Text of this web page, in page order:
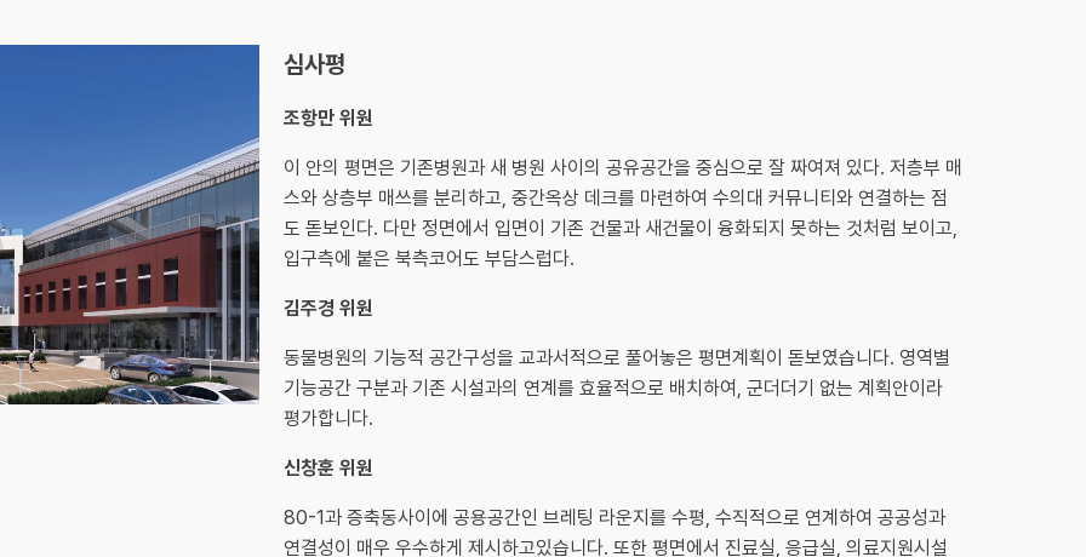
심사평
조항만 위원
이 안의 평면은 기존병원과 새 병원 사이의 공유공간을 중심으로 잘 짜여져 있다. 저층부 매
스와 상층부 매쓰를 분리하고, 중간옥상 데크를 마련하여 수의대 커뮤니티와 연결하는 점
도 돋보인다. 다만 정면에서 입면이 기존 건물과 새건물이 융화되지 못하는 것처럼 보이고,
입구측에 붙은 북측코어도 부담스럽다.
김주경 위원
동물병원의 기능적 공간구성을 교과서적으로 풀어놓은 평면계획이 돋보였습니다. 영역별
기능공간 구분과 기존 시설과의 연계를 효율적으로 배치하여, 군더더기 없는 계획안이라
평가합니다.
신창훈 위원
80-1과 증축동사이에 공용공간인 브레팅 라운지를 수평, 수직적으로 연계하여 공공성과
연결성이 매우 우수하게 제시하고있습니다. 또한 평면에서 진료실, 응급실, 의료지원시설